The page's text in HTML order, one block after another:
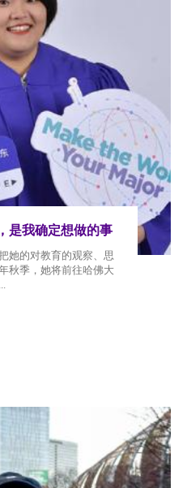
是我确定想做的事
她的对教育的观察、思
秋季，她将前往哈佛大